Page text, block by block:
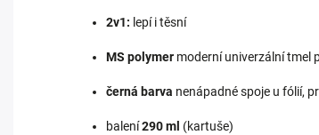
2v1: lepí i těsní
MS polymer moderní univerzální tmel
černá barva nenápadné spoje u fólií,
balení290 ml (kartuše)